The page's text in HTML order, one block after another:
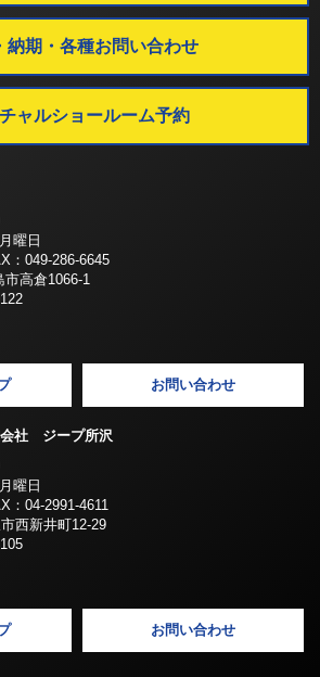
納期・各種お問い合わせ
ャルショールーム予約
曜日
：049-286-6645
市高倉1066-1
お問い合わせ
会社 ジープ所沢
曜日
：04-2991-4611
西新井町12-29
お問い合わせ